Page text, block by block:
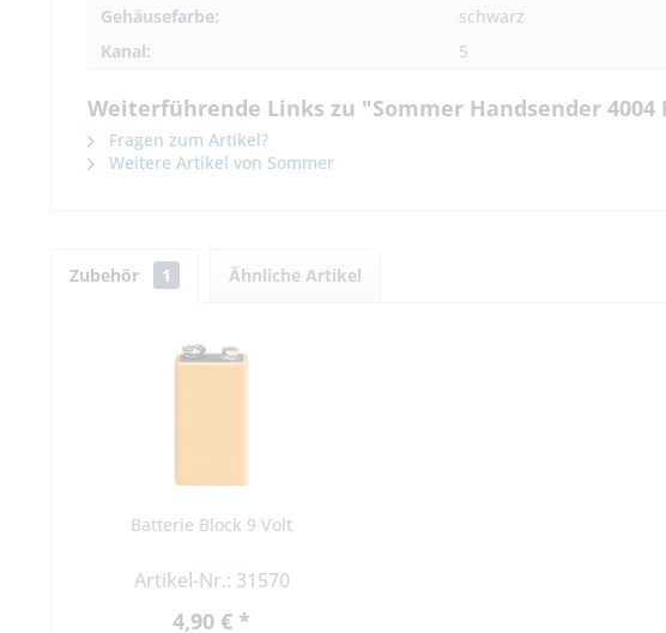
Gehäusefarbe:
schwarz
Kanal:
5
Weiterführende Links zu "Sommer Handsender 4004
Fragen zum Artikel?
Weitere Artikel von Sommer
Zubehör 1 Ähnliche Artikel
Batterie Block 9 Volt
Artikel-Nr.: 31570
4,90 € *